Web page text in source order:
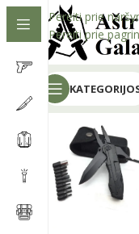
Pereiti prie
Pereiti prie